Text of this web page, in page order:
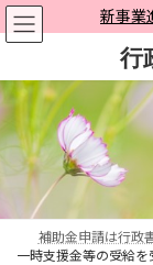
コ
ン
ン
ツ
へ
ス
キ
ッ
ナ
ビ
ー
シ
ョ
ン
に
移
新事業
行
補助金申請は行政
一時支援金等の受給